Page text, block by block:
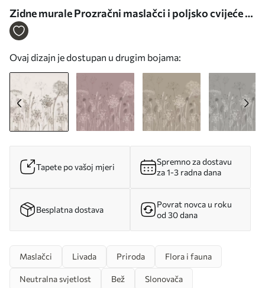
Zidne murale Prozračni maslačci i poljsko cvijeće u
stilu akvarela br. w08637
Ovaj dizajn je dostupan u drugim bojama:
Tapete po vašoj mjeri
Spremno za dostavu
za 1-3 radna dana
Besplatna dostava
Povrat novca u roku
od 30 dana
Maslačci Livada Priroda Flora i fauna
Neutralna svjetlost Bež Slonovača